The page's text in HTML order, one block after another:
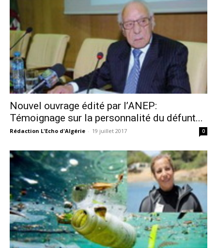
Nouvel ouvrage édité par l’ANEP:
Témoignage sur la personnalité du défunt...
Rédaction L'Echo d'Algérie - 19 juillet 2017 0